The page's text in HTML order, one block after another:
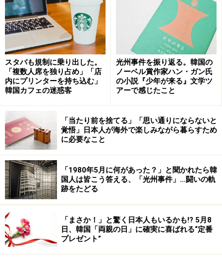
民主化運動で犠牲になった烈士をまつる共同墓地であ
る。第一章で登場する少年トンホのモデルで、抗争当時
高校1年生だったムン・ジェハク烈士が眠っている。
少年トンホは市民軍を手伝い道庁で遺体の管理を手伝っ
ていたが、戒厳軍に射殺された。彼が見た光景はいかに
残酷なものであったか、彼の胸の痛みはいかほどだった
敷地内には、遺体はなく墓碑のみが立つ一角がある。
「小説の中で、軍に運びだされた“遺体が積み上げられて
いた”という描写があるけれど、その方たちのものだとい
うことに気付きました。墓石に名前はあるのに遺体がな
いということに、強い悲しみを感じます」（滝さん・70
代女性）。 光州事件後も行方不明のままいまだ見つから
ない人は多い。この事件はまだ終わっていないのであ
る。
スタバも規制に乗り出した。
「複数人席を独り占め」「店
内にプリンターを持ち込む」
韓国カフェの迷惑客
光州事件を振り返る。韓国の
ノーベル賞作家ハン・ガン氏
の小説『少年が来る』文学ツ
アーで感じたこと
「当たり前を捨てる」「思い通りにならないと
覚悟」日本人が海外で楽しみながら暮らすため
に必要なこと
「1980年5月に何があった？」と聞かれたら韓
国人は皆こう答える、「光州事件」…闘いの軌
跡をたどる
「まさか！」と驚く日本人もいるかも!? 5月8
日、韓国「両親の日」に確実に喜ばれる“定番
プレゼント”